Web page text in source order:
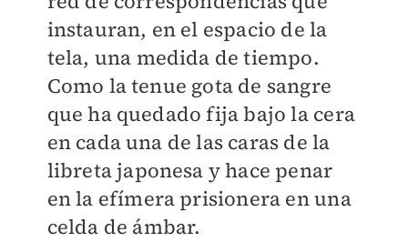
instauran, en el espacio de la
tela, una medida de tiempo.
Como la tenue gota de sangre
que ha quedado fija bajo la cera
en cada una de las caras de la
libreta japonesa y hace penar
en la efímera prisionera en una
celda de ámbar.